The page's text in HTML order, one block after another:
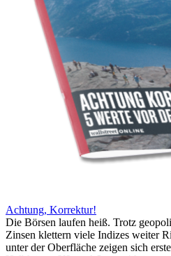
Achtung, Korrektur!
Die Börsen laufen heiß. Trotz
Zinsen klettern viele Indizes weiter
unter der Oberfläche zeigen sich